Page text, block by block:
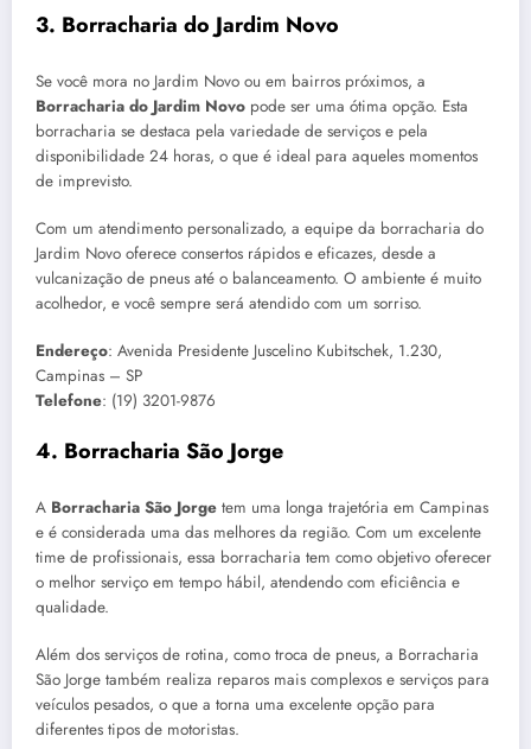
3. Borracharia do Jardim Novo
Se você mora no Jardim Novo ou em bairros próximos, a
Borracharia do Jardim Novo pode ser uma ótima opção. Esta
borracharia se destaca pela variedade de serviços e pela
disponibilidade 24 horas, o que é ideal para aqueles momentos
de imprevisto.
Com um atendimento personalizado, a equipe da borracharia do
Jardim Novo oferece consertos rápidos e eficazes, desde a
vulcanização de pneus até o balanceamento. O ambiente é muito
acolhedor, e você sempre será atendido com um sorriso.
Endereço: Avenida Presidente Juscelino Kubitschek, 1.230,
Campinas – SP
Telefone: (19) 3201-9876
4. Borracharia São Jorge
A Borracharia São Jorge tem uma longa trajetória em Campinas
e é considerada uma das melhores da região. Com um excelente
time de profissionais, essa borracharia tem como objetivo oferecer
o melhor serviço em tempo hábil, atendendo com eficiência e
qualidade.
Além dos serviços de rotina, como troca de pneus, a Borracharia
São Jorge também realiza reparos mais complexos e serviços para
veículos pesados, o que a torna uma excelente opção para
diferentes tipos de motoristas.